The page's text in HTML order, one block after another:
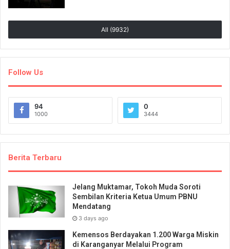
All (9932)
Follow Us
94
1000
0
3444
Berita Terbaru
Jelang Muktamar, Tokoh Muda Soroti
Sembilan Kriteria Ketua Umum PBNU
Mendatang
3 days ago
Kemensos Berdayakan 1.200 Warga Miskin
di Karanganyar Melalui Program